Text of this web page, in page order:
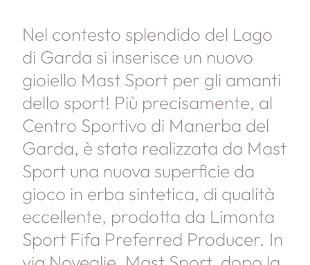
Nel contesto splendido del Lago
di Garda si inserisce un nuovo
gioiello Mast Sport per gli amanti
dello sport! Più precisamente, al
Centro Sportivo di Manerba del
Garda, è stata realizzata da Mast
Sport una nuova superficie da
gioco in erba sintetica, di qualità
eccellente, prodotta da Limonta
Sport Fifa Preferred Producer. In